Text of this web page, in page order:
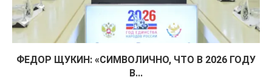
ФЕДОР ЩУКИН: «СИМВОЛИЧНО, ЧТО В 2026 ГОДУ
В...